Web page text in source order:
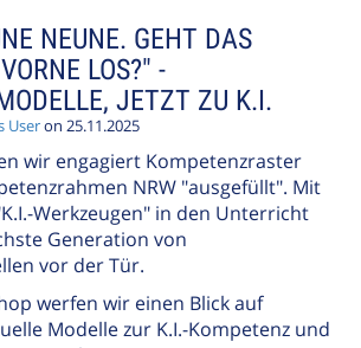
NEUNE. GEHT DAS
LOS?" -
JETZT ZU K.I.
Useron 25.11.2025
wir engagiert Kompetenzraster
NRW "ausgefüllt". Mit
Werkzeugen" in den Unterricht
Generation von
vor der Tür.
werfen wir einen Blick auf
Modelle zur K.I.-Kompetenz und